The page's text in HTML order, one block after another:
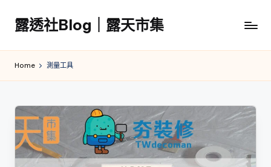
Skip
content
露透社Blog｜露天市集
社
天
市
Home 測量工具